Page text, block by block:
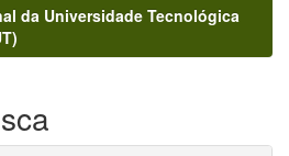
da Universidade Tecnológica